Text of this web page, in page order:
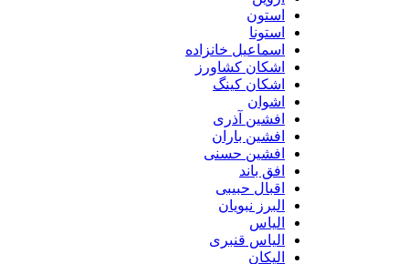
استون
استونا
اسماعیل خانزاده
اشکان کشاورز
اشکان کینگ
اشوان
افشین آذری
افشین باران
افشین حسنی
افق باند
اقبال حبیبی
البرز نبویان
الیاس
الیاس قنبرى
الیکان